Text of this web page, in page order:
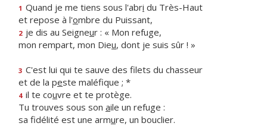
1 Quand je me tiens sous l'abri du Très-Haut
et repose à l'ombre du Puissant,
2 je dis au Seigneur : « Mon refuge,
mon rempart, mon Dieu, dont je suis sûr ! »
3 C'est lui qui te sauve des filets du chasseur
et de la peste maléfique ; *
4 il te couvre et te protège.
Tu trouves sous son aile un refuge :
sa fidélité est une armure, un bouclier.